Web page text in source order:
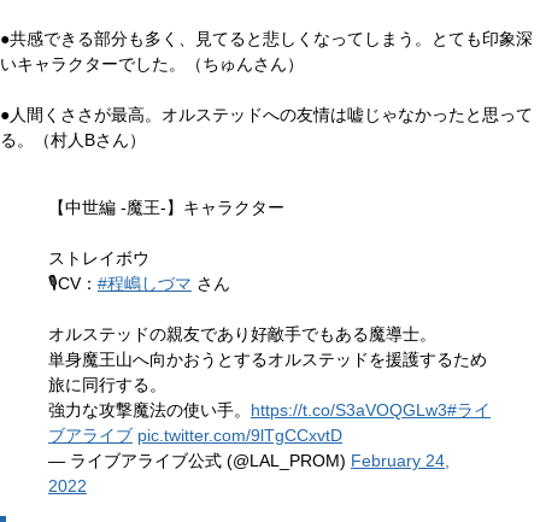
●共感できる部分も多く、見てると悲しくなってしまう。とても印象深
いキャラクターでした。（ちゅんさん）
●人間くささが最高。オルステッドへの友情は嘘じゃなかったと思って
る。（村人Bさん）
【中世編 -魔王-】キャラクター
ストレイボウ
🎙️CV： #程嶋しづマ さん
オルステッドの親友であり好敵手でもある魔導士。
単身魔王山へ向かおうとするオルステッドを援護するため
旅に同行する。
強力な攻撃魔法の使い手。 https://t.co/S3aVOQGLw3#ライ
ブアライブ pic.twitter.com/9lTgCCxvtD
— ライブアライブ公式 (@LAL_PROM) February 24,
2022